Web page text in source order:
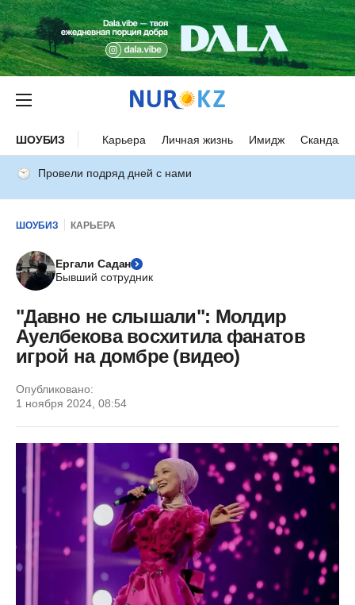
ШОУБИЗ Карьера Личная жизнь Имидж Скандалы
Провели подряд дней с нами
ШОУБИЗ КАРЬЕРА
Ергали Садан
Бывший сотрудник
"Давно не слышали": Молдир
Ауелбекова восхитила фанатов
игрой на домбре (видео)
Опубликовано:
1 ноября 2024, 08:54